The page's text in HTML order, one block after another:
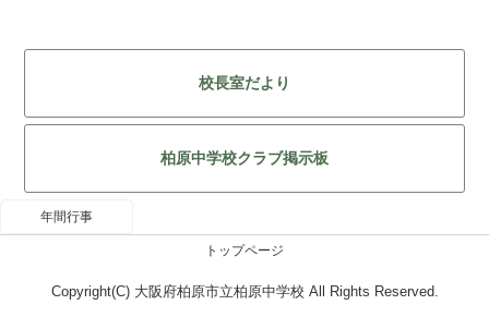
校長室だより
柏原中学校クラブ掲示板
年間行事
トップページ
Copyright(C) 大阪府柏原市立柏原中学校 All Rights Reserved.